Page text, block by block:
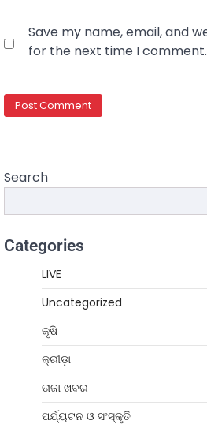
Save my name, email, and
for the next time I comment.
Search
Categories
LIVE
Uncategorized
କୃଷି
କ୍ରୀଡ଼ା
ତାଜା ଖବର
ପର୍ଯ୍ୟଟନ ଓ ସଂସ୍କୃତି